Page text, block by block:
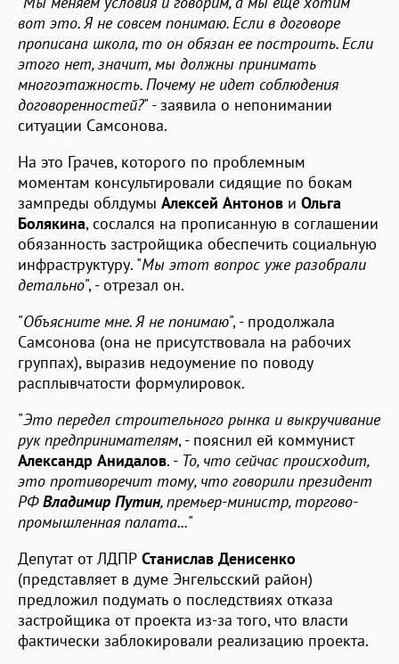
вот это. Я не совсем понимаю. Если в договоре
прописана школа, то он обязан ее построить. Если
этого нет, значит, мы должны принимать
многоэтажность. Почему не идет соблюдения
договоренностей?" - заявила о непонимании
ситуации Самсонова.
На это Грачев, которого по проблемным
моментам консультировали сидящие по бокам
зампреды облдумы Алексей Антонов и Ольга
Болякина, сослался на прописанную в соглашении
обязанность застройщика обеспечить социальную
инфраструктуру. "Мы этот вопрос уже разобрали
детально", - отрезал он.
"Объясните мне. Я не понимаю", - продолжала
Самсонова (она не присутствовала на рабочих
группах), выразив недоумение по поводу
расплывчатости формулировок.
"Это передел строительного рынка и выкручивание
рук предпринимателям, - пояснил ей коммунист
Александр Анидалов. - То, что сейчас происходит,
это противоречит тому, что говорили президент
РФВладимир Путин, премьер-министр, торгово-
промышленная палата..."
Депутат от ЛДПР Станислав Денисенко
(представляет в думе Энгельсский район)
предложил подумать о последствиях отказа
застройщика от проекта из-за того, что власти
фактически заблокировали реализацию проекта.